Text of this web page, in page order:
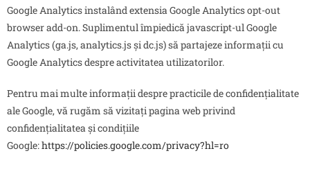
Google Analytics instalând extensia Google Analytics opt-out
browser add-on. Suplimentul împiedică javascript-ul Google
Analytics (ga.js, analytics.js și dc.js) să partajeze informații cu
Google Analytics despre activitatea utilizatorilor.
Pentru mai multe informații despre practicile de confidențialitate
ale Google, vă rugăm să vizitați pagina web privind
confidențialitatea și condițiile
Google:https://policies.google.com/privacy?hl=ro